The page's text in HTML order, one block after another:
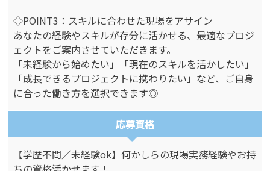
◇POINT3：スキルに合わせた現場をアサイン
あなたの経験やスキルが存分に活かせる、最適なプロジ
ェクトをご案内させていただきます。
「未経験から始めたい」「現在のスキルを活かしたい」
「成長できるプロジェクトに携わりたい」など、ご自身
に合った働き方を選択できます◎
応募資格
【学歴不問／未経験ok】何かしらの現場実務経験やお持